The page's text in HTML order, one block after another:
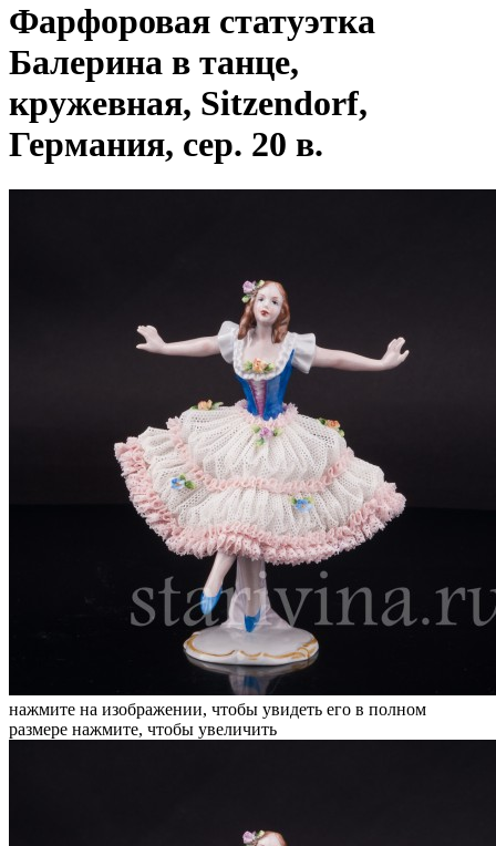
Фарфоровая статуэтка
Балерина в танце,
кружевная, Sitzendorf,
Германия, сер. 20 в.
нажмите на изображении, чтобы увидеть его в полном
размере нажмите, чтобы увеличить